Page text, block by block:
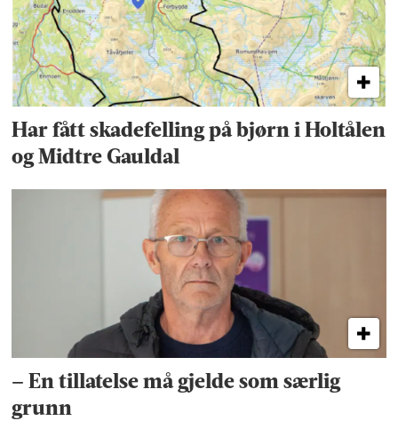
Har fått skadefelling på bjørn i Holtålen
og Midtre Gauldal
– En tillatelse må gjelde som særlig
grunn